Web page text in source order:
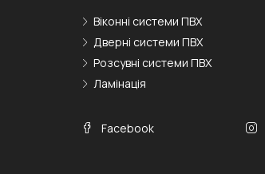
Віконні системи ПВХ
Дверні системи ПВХ
Розсувні системи ПВХ
Ламінація
Facebook